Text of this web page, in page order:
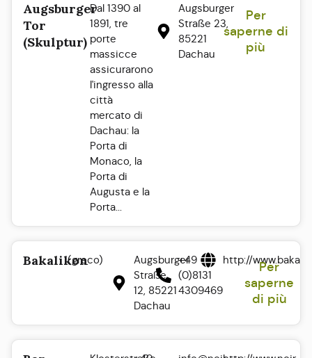
Augsburger
Tor
(Skulptur)
Dal 1390 al
1891, tre
porte
massicce
assicurarono
l'ingresso alla
città
mercato di
Dachau: la
Porta di
Monaco, la
Porta di
Augusta e la
Porta...
Augsburger
Straße 23,
85221
Dachau
Per
saperne di
più
Bakalikon
(greco)
Augsburger
Straße
12, 85221
Dachau
+49
(0)8131
4309469
http://
Per
saperne
di più